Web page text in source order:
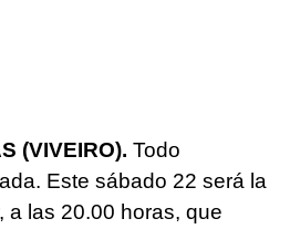
(VIVEIRO). Todo
Este sábado 22 será la
a las 20.00 horas, que